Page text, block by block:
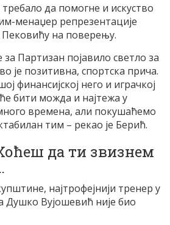
да помогне и искуство
менаџер репрезентације
Пековићу на поверењу.
за Партизан појавило светло за
је позитивна, спортска прича.
финансијској него и играчкој
бити можда и најтежа у
времена, али покушаћемо
тим – рекао је Берић.
да ти звизнем
најтрофејнији тренер у
Душко Вујошевић није био